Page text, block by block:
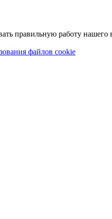
правильную работу нашего
файлов cookie